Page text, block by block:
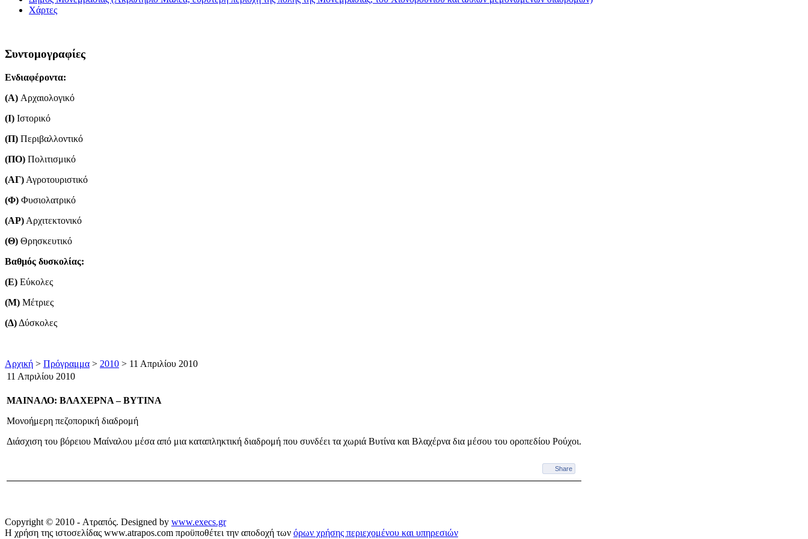
Χάρτες
Συντομογραφίες
Ενδιαφέροντα:
(Α) Aρχαιολογικό
(Ι) Ιστορικό
(Π) Περιβαλλοντικό
(ΠΟ) Πολιτισμικό
(ΑΓ) Αγροτουριστικό
(Φ) Φυσιολατρικό
(ΑΡ) Αρχιτεκτονικό
(Θ) Θρησκευτικό
Βαθμός δυσκολίας:
(Ε) Εύκολες
(Μ) Μέτριες
(Δ) Δύσκολες
Αρχική > Πρόγραμμα > 2010 > 11 Απριλίου 2010
11 Απριλίου 2010
ΜΑΙΝΑΛΟ: ΒΛΑΧΕΡΝΑ – ΒΥΤΙΝΑ
Μονοήμερη πεζοπορική διαδρομή
Διάσχιση του βόρειου Μαίναλου μέσα από μια καταπληκτική διαδρομή που συνδέει τα χωριά Βυτίνα και Βλαχέρνα δια μέσου του οροπεδίου Ρούχοι.
Share
Copyright © 2010 - Ατραπός. Designed by www.execs.gr
Η χρήση της ιστοσελίδας www.atrapos.com προϋποθέτει την αποδοχή των όρων χρήσης περιεχομένου και υπηρεσιών